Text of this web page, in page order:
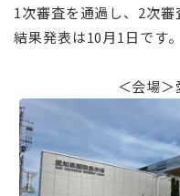
1次審査を通過し、2次審
結果発表は10月1日です。
＜会場